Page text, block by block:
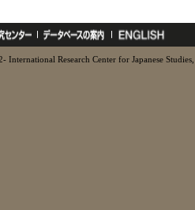
International Research Center for Japanese